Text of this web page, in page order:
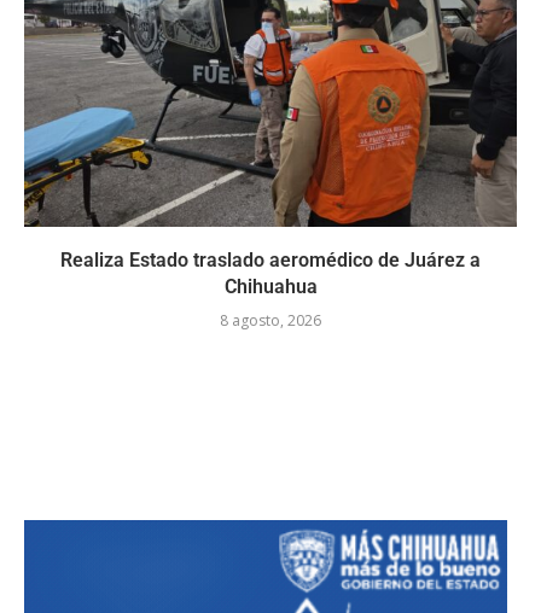
Realiza Estado traslado aeromédico de Juárez a
Chihuahua
8 agosto, 2026